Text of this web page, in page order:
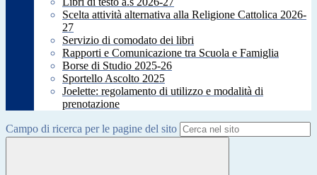
Scelta attività alternativa alla Religione Cattolica 2026-
27
Servizio di comodato dei libri
Rapporti e Comunicazione tra Scuola e Famiglia
Borse di Studio 2025-26
Sportello Ascolto 2025
Joelette: regolamento di utilizzo e modalità di
prenotazione
Campo di ricerca per le pagine del sito